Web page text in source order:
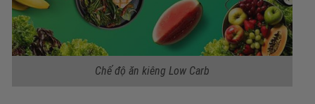
Chế độ ăn kiêng Low Carb